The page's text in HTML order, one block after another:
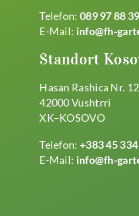
Telefon: 089 97 88
E-Mail: info@fh-
Standort
Hasan Rashica Nr. 12
42000 Vushtrri
XK–KOSOVO
Telefon: +383 45
E-Mail: info@fh-